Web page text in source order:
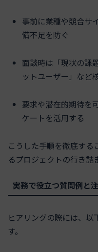
事前に業種や競合サ
備不足を防ぐ
面談時は「現状の課
ットユーザー」など
要求や潜在的期待を
ケートを活用する
こうした手順を徹底する
るプロジェクトの行き詰
実務で役立つ質問例と
ヒアリングの際には、以
す。